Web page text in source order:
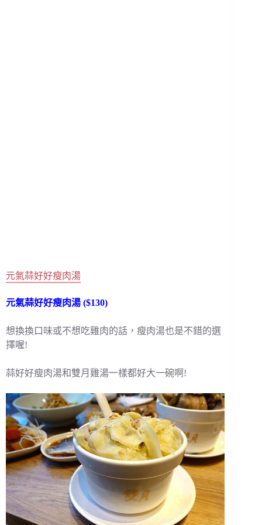
元氣蒜好好瘦肉湯
元氣蒜好好瘦肉湯 ($130)
想換換口味或不想吃雞肉的話，瘦肉湯也是不錯的選
擇喔!
蒜好好瘦肉湯和雙月雞湯一樣都好大一碗啊!